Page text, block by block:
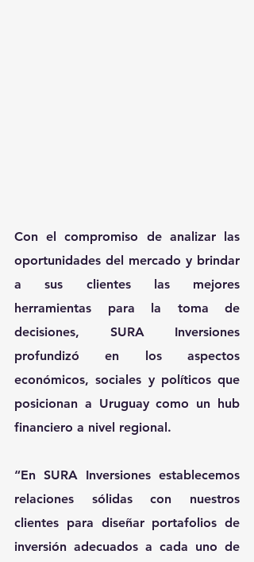
Con el compromiso de analizar las
oportunidades del mercado y brindar
a sus clientes las mejores
herramientas para la toma de
decisiones, SURA Inversiones
profundizó en los aspectos
económicos, sociales y políticos que
posicionan a Uruguay como un hub
financiero a nivel regional.
“En SURA Inversiones establecemos
relaciones sólidas con nuestros
clientes para diseñar portafolios de
inversión adecuados a cada uno de